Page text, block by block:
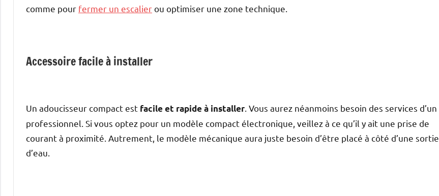
comme pour fermer un escalierou optimiser une zone technique.
Accessoire facile à installer
Un adoucisseur compact est facile et rapide à installer . Vous aurez néanmoins besoin des services d’un
professionnel. Si vous optez pour un modèle compact électronique, veillez à ce qu’il y ait une prise de
courant à proximité. Autrement, le modèle mécanique aura juste besoin d’être placé à côté d’une sortie
d’eau.